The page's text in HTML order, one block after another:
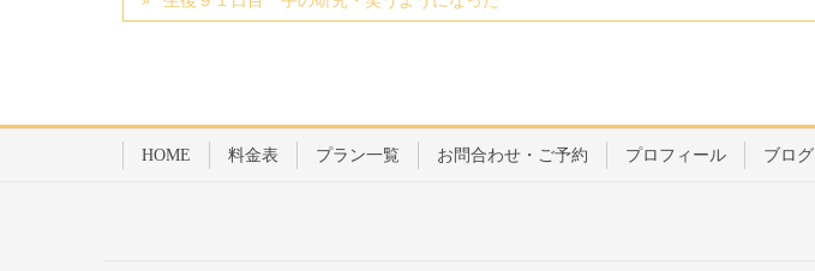
HOME 料金表 プラン一覧 お問合わせ・ご予約 プロフィール ブログ